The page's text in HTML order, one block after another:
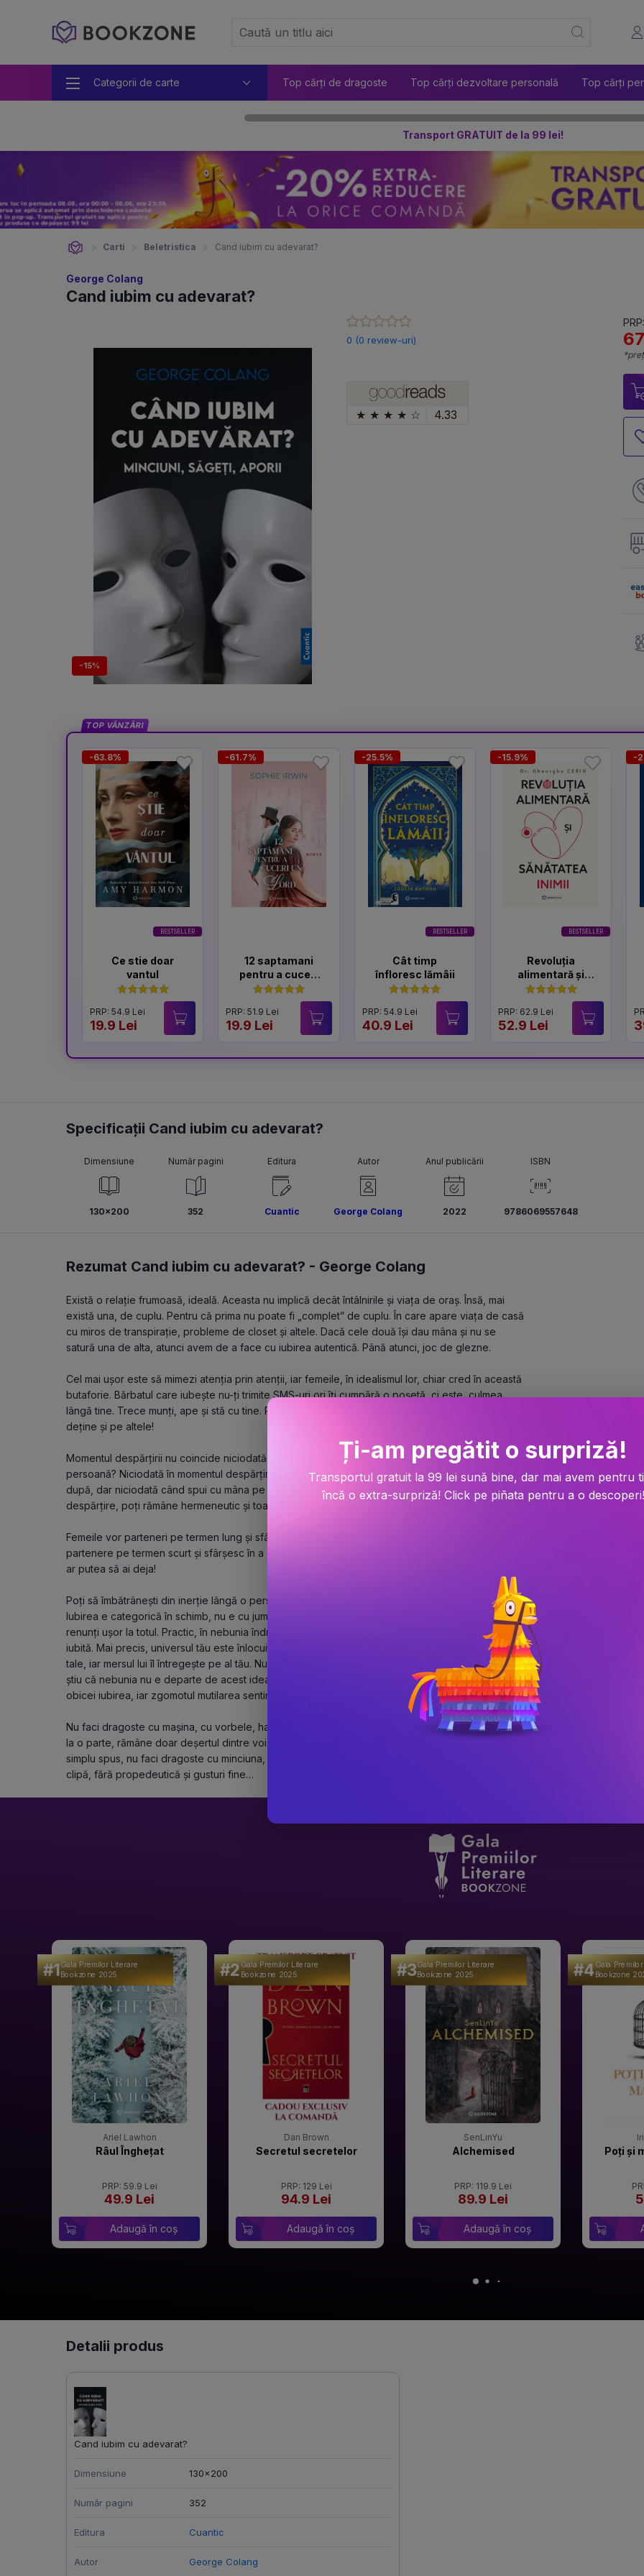
Categorii de carte Top cărți de dragoste Top cărți dezvoltare personală Top cărți
Transport GRATUIT de la 99 lei!
Carti Beletristica Cand iubim cu adevarat?
George Colang
Cand iubim cu adevarat?
-15%
0 (0 review-uri)
★ ★ ★ ★ ☆ 4.33
TOP VÂNZĂRI
BESTSELLER
-63.8%
Ce stie doar
vantul
PRP: 54.9 Lei
19.9 Lei
-61.7%
12 saptamani
pentru a cuceri
un Lord
PRP: 51.9 Lei
19.9 Lei
BESTSELLER
-25.5%
Cât timp
înfloresc lămâii
PRP: 54.9 Lei
40.9 Lei
BESTSELLER
-15.9%
Revoluția
alimentară și
sănătatea inimii
PRP: 62.9 Lei
52.9 Lei
-
Specificații Cand iubim cu adevarat?
Dimensiune
130x200
Număr pagini
352
Editura
Cuantic
Autor
George Colang
Anul publicării
2022
ISBN
9786069557648
Rezumat Cand iubim cu adevarat? - George Colang
Există o relație frumoasă, ideală. Aceasta nu implică decât întâlnirile și viața de oraș. Însă, mai
există una, de cuplu. Pentru că prima nu poate fi „complet” de cuplu. În care apare viața de casă
cu miros de transpirație, probleme de closet și altele. Dacă cele două își dau mâna și nu se
satură una de alta, atunci avem de a face cu iubirea autentică. Până atunci, joc de glezne.
Cel mai ușor este să mimezi atenția prin atenții, iar femeile, în idealismul lor, chiar cred în această
butaforie. Bărbatul care iubește nu-ți trimite SMS-uri ori îți cumpără o poșetă, ci este, culmea,
lângă tine. Trece munți, ape și stă cu tine. Până atunci? Te deține de la distanță! Așa cum le
deține și pe altele!
Momentul despărțirii nu coincide niciodată cu momentul despărțirii. Când te desparți de o
persoană? Niciodată în momentul despărțirii. O poți face ori înainte să oficializezi despărțirea, ori
după, dar niciodată când spui cu mâna pe inimă că te-ai despărțit. Sau să nu mai vorbim că, în
despărțire, poți rămâne hermeneutic și toată viața, deci nu te poți despărți niciodată…
Femeile vor parteneri pe termen lung și sfârșesc în a avea pe termen scurt. Bărbații vor
partenere pe termen scurt și sfârșesc în a avea pe termen lung. Morala? Ai grijă ce îți dorești! S-
ar putea să ai deja!
Poți să îmbătrânești din inerție lângă o persoană pe care nu o iubești. De fapt, așa se și întâmplă!
Iubirea e categorică în schimb, nu e cu jumătăți de măsură, ori este, ori nu este! Când iubești,
renunți ușor la totul. Practic, în nebunia îndrăgostirii, totul se traduce prin raportare la persoana
iubită. Mai precis, universul tău este înlocuit de universul celui iubit. Scopurile lui devin scopurile
tale, iar mersul lui îl întregește pe al tău. Nu știu câți au avut privilegiul să fie înhățați de iubire, dar
știu că nebunia nu e departe de acest ideal. În iubire: tăcerea are cuvinte. Deci liniștea indică de
obicei iubirea, iar zgomotul mutilarea sentimentului.
Nu faci dragoste cu mașina, cu vorbele, hainele, parfumul, ci cu persoana. După ce dai poleiala
la o parte, rămâne doar deșertul dintre voi doi, bătălia inimilor, fără niciun adaos, doar un fior! Mai
simplu spus, nu faci dragoste cu minciuna, ci mereu cu adevărul. Cum te poți îndrăgosti? Într-o
clipă, fără propedeutică și gusturi fine…
#1Gala Premilor Literare
Bookzone 2025
Ariel Lawhon
Râul Înghețat
PRP: 59.9 Lei
49.9 Lei
Adaugă în coș
#2Gala Premilor Literare
Bookzone 2025
Dan Brown
Secretul secretelor
PRP: 129 Lei
94.9 Lei
Adaugă în coș
#3Gala Premilor Literare
Bookzone 2025
SenLinYu
Alchemised
PRP: 119.9 Lei
89.9 Lei
Adaugă în coș
#4Gala
Bookzone
Poți și
Detalii produs
Cand iubim cu adevarat?
Dimensiune 130x200
Număr pagini 352
Editura Cuantic
Autor George Colang
Ți-am pregătit o surpriză!
Transportul gratuit la 99 lei sună bine, dar mai avem pentru
încă o extra-surpriză! Click pe piñata pentru a o descoperi!